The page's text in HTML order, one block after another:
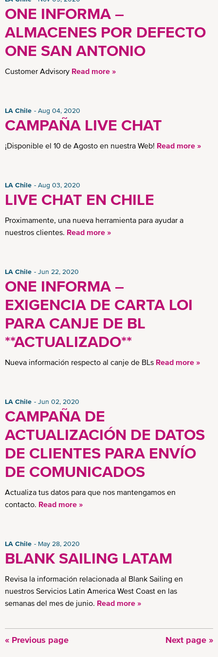
ONE INFORMA –
ALMACENES POR DEFECTO
ONE SAN ANTONIO
Customer Advisory Read more »
LA Chile Aug 04, 2020
CAMPAÑA LIVE CHAT
¡Disponible el 10 de Agosto en nuestra Web! Read more »
LA Chile Aug 03, 2020
LIVE CHAT EN CHILE
Proximamente, una nueva herramienta para ayudar a
nuestros clientes. Read more »
LA Chile Jun 22, 2020
ONE INFORMA –
EXIGENCIA DE CARTA LOI
PARA CANJE DE BL
**ACTUALIZADO**
Nueva información respecto al canje de BLs Read more »
LA Chile Jun 02, 2020
CAMPAÑA DE
ACTUALIZACIÓN DE DATOS
DE CLIENTES PARA ENVÍO
DE COMUNICADOS
Actualiza tus datos para que nos mantengamos en
contacto. Read more »
LA Chile May 28, 2020
BLANK SAILING LATAM
Revisa la información relacionada al Blank Sailing en
nuestros Servicios Latin America West Coast en las
semanas del mes de junio. Read more »
Previous
« Previous page
Next
Next page »